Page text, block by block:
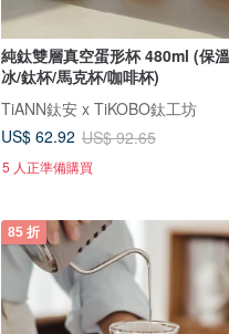
純鈦雙層真空蛋形杯 480ml (保
冰/鈦杯/馬克杯/咖啡杯)
TiANN鈦安 x TiKOBO鈦工坊
US$ 62.92 US$ 92.65
5 人正準備購買
85 折